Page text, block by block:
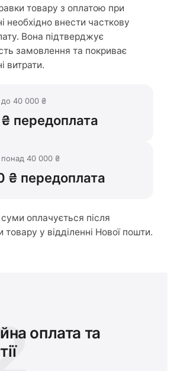
товару з оплатою при
необхідно внести часткову
Вона підтверджує
замовлення та покриває
витрати.
до 40 000 ₴
передоплата
понад 40 000 ₴
₴ передоплата
оплачується після
товару у відділенні Нової пошти.
оплата та